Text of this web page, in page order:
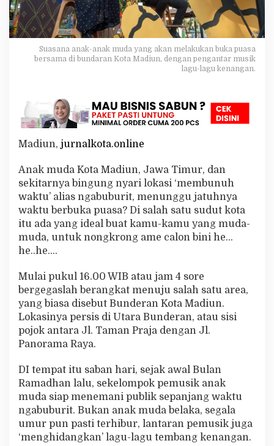
t
i
B
u
n
a
n
K
o
t
M
a
d
i
u
n
,
e
M
u
s
k
a
N
n
j
o
k
Suasana anak-anak muda yang akan melakukan buka puasa
bersama di bundaran Kota Madiun, dengan pengantar musik
lagu-lagu kenangan.
Madiun, jurnalkota.online
Anak muda Kota Madiun, Jawa Timur, dan
sekitarnya bingung nyari lokasi ‘membunuh
waktu’ alias ngabuburit, menunggu jatuhnya
waktu berbuka puasa? Di salah satu sudut kota
itu ada yang ideal buat kamu-kamu yang muda-
muda, untuk nongkrong ame calon bini he…
he..he….
Mulai pukul 16.00 WIB atau jam 4 sore
bergegaslah berangkat menuju salah satu area,
yang biasa disebut Bunderan Kota Madiun.
Lokasinya persis di Utara Bunderan, atau sisi
pojok antara Jl. Taman Praja dengan Jl.
Panorama Raya.
DI tempat itu saban hari, sejak awal Bulan
Ramadhan lalu, sekelompok pemusik anak
muda siap menemani publik sepanjang waktu
ngabuburit. Bukan anak muda belaka, segala
umur pun pasti terhibur, lantaran pemusik juga
‘menghidangkan’ lagu-lagu tembang kenangan.